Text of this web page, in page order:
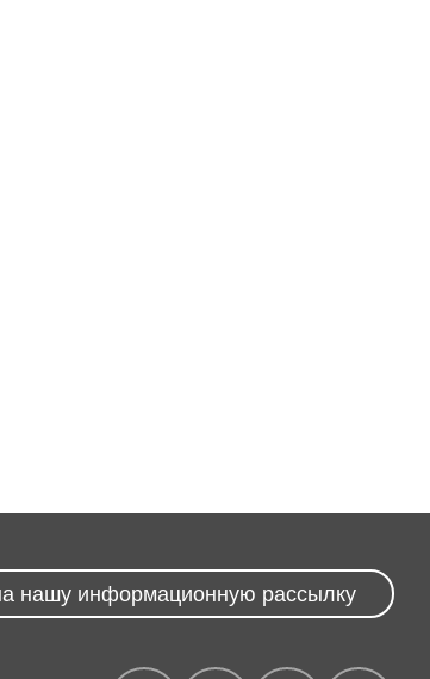
нашу информационную рассылку